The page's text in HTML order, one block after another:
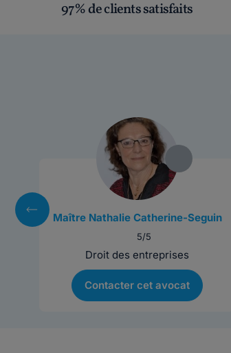
97% de clients satisfaits
Maître Nathalie Catherine-Seguin
5/5
Droit des entreprises
Contacter cet avocat